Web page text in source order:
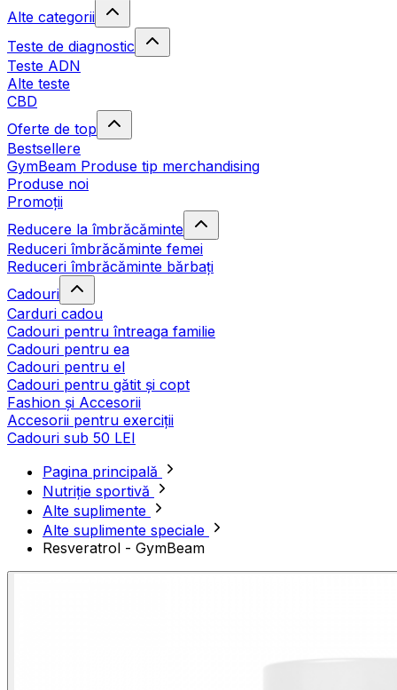
Alte categorii
Teste de diagnostic
Teste ADN
Alte teste
CBD
Oferte de top
Bestsellere
GymBeam Produse tip merchandising
Produse noi
Promoții
Reducere la îmbrăcăminte
Reduceri îmbrăcăminte femei
Reduceri îmbrăcăminte bărbați
Cadouri
Carduri cadou
Cadouri pentru întreaga familie
Cadouri pentru ea
Cadouri pentru el
Cadouri pentru gătit și copt
Fashion și Accesorii
Accesorii pentru exerciții
Cadouri sub 50 LEI
Pagina principală
Nutriție sportivă
Alte suplimente
Alte suplimente speciale
Resveratrol - GymBeam